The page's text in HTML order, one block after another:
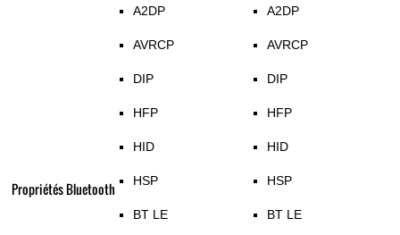
Propriétés Bluetooth
A2DP
AVRCP
DIP
HFP
HID
HSP
BT LE
A2DP
AVRCP
DIP
HFP
HID
HSP
BT LE